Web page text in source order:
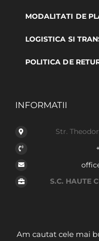
MODALITATI DE
LOGISTICA SI
POLITICA DE
INFORMATII
Str.
S.C. HAUTE
Am cautat cele mai